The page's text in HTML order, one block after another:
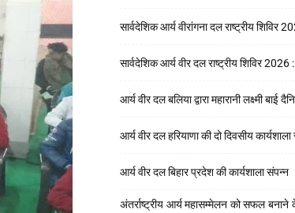
सार्वदेशिक आर्य वीरांगना दल राष्ट्रीय शिविर
सार्वदेशिक आर्य वीर दल राष्ट्रीय शिविर
आर्य वीर दल बलिया द्वारा महारानी लक्ष्मी बाई
आर्य वीर दल हरियाणा की दो दिवसीय
आर्य वीर दल बिहार प्रदेश की कार्यशाला संपन्न
अंतर्राष्ट्रीय आर्य महासम्मेलन को सफल बनाने